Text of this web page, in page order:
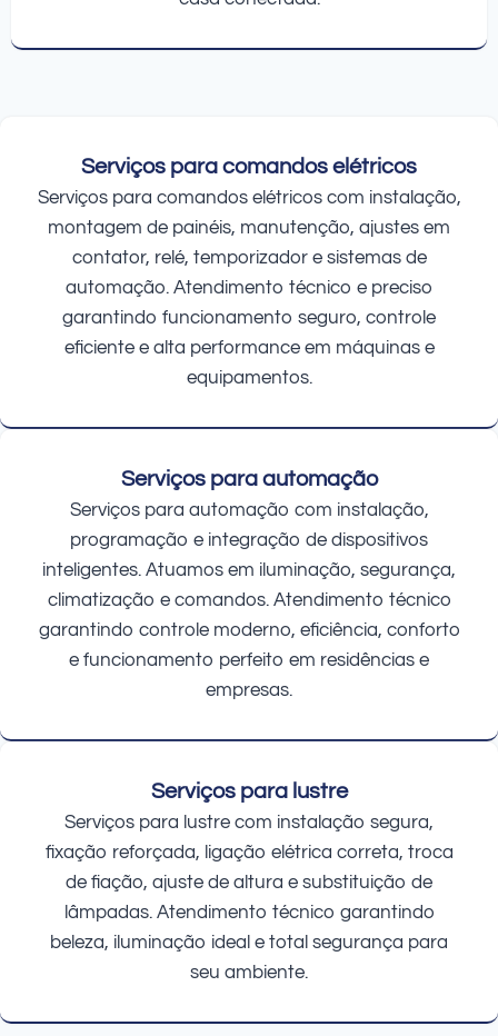
Serviços para comandos elétricos
Serviços para comandos elétricos com instalação,
montagem de painéis, manutenção, ajustes em
contator, relé, temporizador e sistemas de
automação. Atendimento técnico e preciso
garantindo funcionamento seguro, controle
eficiente e alta performance em máquinas e
equipamentos.
Serviços para automação
Serviços para automação com instalação,
programação e integração de dispositivos
inteligentes. Atuamos em iluminação, segurança,
climatização e comandos. Atendimento técnico
garantindo controle moderno, eficiência, conforto
e funcionamento perfeito em residências e
empresas.
Serviços para lustre
Serviços para lustre com instalação segura,
fixação reforçada, ligação elétrica correta, troca
de fiação, ajuste de altura e substituição de
lâmpadas. Atendimento técnico garantindo
beleza, iluminação ideal e total segurança para
seu ambiente.